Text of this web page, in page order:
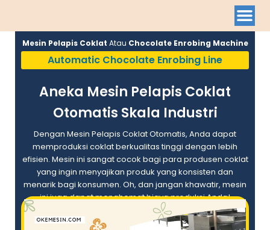
Mesin Pelapis Coklat Atau Chocolate Enrobing Machine
Automatic Chocolate Enrobing Line
Aneka Mesin Pelapis Coklat
Otomatis Skala Industri
Dengan Mesin Pelapis Coklat Otomatis, Anda dapat
memproduksi coklat berkualitas tinggi dengan lebih
efisien. Mesin ini sangat cocok bagi para produsen coklat
yang ingin menyajikan produk yang konsisten dan
menarik bagi konsumen. Oh, dan jangan khawatir, mesin
ini juga dapat menghemat biaya produksi Anda!